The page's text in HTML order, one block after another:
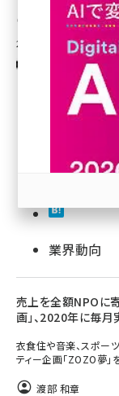
アスクル
base
ビィ・フ
revico
瀧川 正実
2019年9月18日 7:00
業界動向
売上を全額NPOに
画」、2020年に毎月
衣食住や音楽、スポー
ティー企画「ZOZO夢」
渡部 和章